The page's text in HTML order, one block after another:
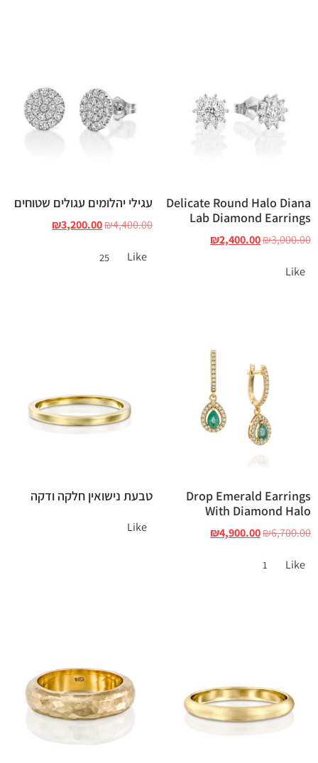
Delicate Round Halo Diana
Lab Diamond Earrings
₪3,000.00
₪2,400.00
Like
עגילי יהלומים עגולים שטוחים
₪4,400.00
₪3,200.00
Like
25
Drop Emerald Earrings
With Diamond Halo
₪6,700.00
₪4,900.00
Like
1
טבעת נישואין חלקה ודקה
Like